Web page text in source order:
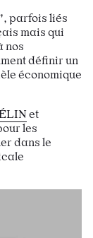
parfois liés
mais qui
nos
définir un
économique
et
les
dans le